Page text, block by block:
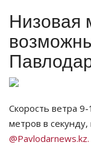
ПАВЛОДАРСКАЯ
КАЗАХСТАН
СПЕЦПРОЕКТЫ
Низовая
Скорость ветра
метров в
@Pavlodarnews.kz.